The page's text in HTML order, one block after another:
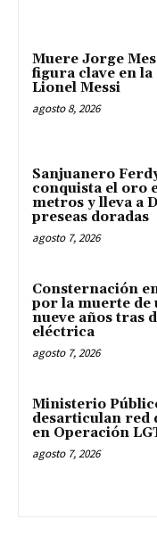
Muere Jorge
figura clave en
Lionel Messi
agosto 8, 2026
Sanjuanero
conquista el oro
metros y lleva a
preseas doradas
agosto 7, 2026
Consternación
por la muerte de
nueve años tras
eléctrica
agosto 7, 2026
Ministerio
desarticulan red
en Operación
agosto 7, 2026